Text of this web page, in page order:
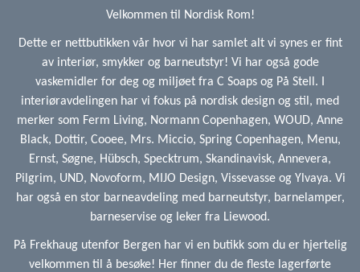
Velkommen til Nordisk Rom!
Dette er nettbutikken vår hvor vi har samlet alt vi synes er fint
av interiør, smykker og barneutstyr! Vi har også gode
vaskemidler for deg og miljøet fra C Soaps og På Stell. I
interiøravdelingen har vi fokus på nordisk design og stil, med
merker som Ferm Living, Normann Copenhagen, WOUD, Anne
Black, Dottir, Cooee, Mrs. Miccio, Spring Copenhagen, Menu,
Ernst, Søgne, Hübsch, Specktrum, Skandinavisk, Annevera,
Pilgrim, UND, Novoform, MIJO Design, Vissevasse og Ylvaya. Vi
har også en stor barneavdeling med barneutstyr, barnelamper,
barneservise og leker fra Liewood.
På Frekhaug utenfor Bergen har vi en butikk som du er hjertelig
velkommen til å besøke! Her finner du de fleste lagerførte